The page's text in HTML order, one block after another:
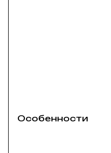
Особенности